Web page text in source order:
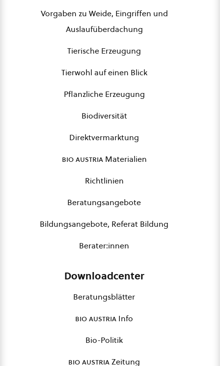
Vorgaben zu Weide, Eingriffen und
Auslaufüberdachung
Tierische Erzeugung
Tierwohl auf einen Blick
Pflanzliche Erzeugung
Biodiversität
Direktvermarktung
bio austriaMaterialien
Richtlinien
Beratungsangebote
Bildungsangebote, Referat Bildung
Berater:innen
Downloadcenter
Beratungsblätter
bio austria Info
Bio-Politik
bio austriaZeitung